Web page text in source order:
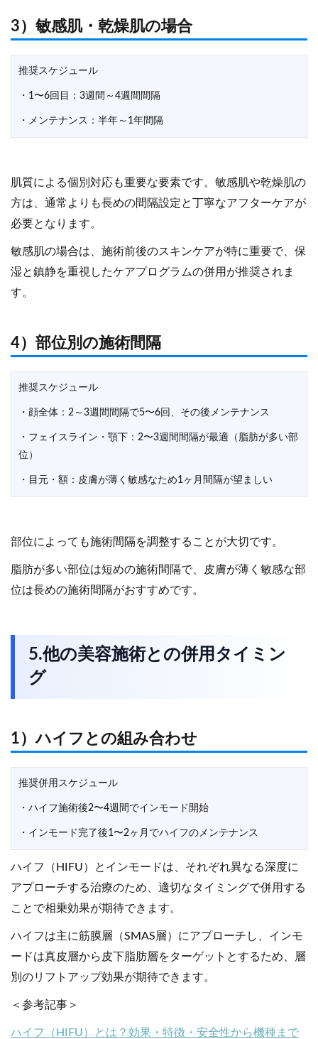
3）敏感肌・乾燥肌の場合
推奨スケジュール
・1〜6回目：3週間～4週間間隔
・メンテナンス：半年～1年間隔
肌質による個別対応も重要な要素です。敏感肌や乾燥肌の
方は、通常よりも長めの間隔設定と丁寧なアフターケアが
必要となります。
敏感肌の場合は、施術前後のスキンケアが特に重要で、保
湿と鎮静を重視したケアプログラムの併用が推奨されま
す。
4）部位別の施術間隔
推奨スケジュール
・顔全体：2～3週間間隔で5〜6回、その後メンテナンス
・フェイスライン・顎下：2〜3週間間隔が最適（脂肪が多い部
位）
・目元・額：皮膚が薄く敏感なため1ヶ月間隔が望ましい
部位によっても施術間隔を調整することが大切です。
脂肪が多い部位は短めの施術間隔で、皮膚が薄く敏感な部
位は長めの施術間隔がおすすめです。
5.他の美容施術との併用タイミン
グ
1）ハイフとの組み合わせ
推奨併用スケジュール
・ハイフ施術後2〜4週間でインモード開始
・インモード完了後1〜2ヶ月でハイフのメンテナンス
ハイフ（HIFU）とインモードは、それぞれ異なる深度に
アプローチする治療のため、適切なタイミングで併用する
ことで相乗効果が期待できます。
ハイフは主に筋膜層（SMAS層）にアプローチし、インモ
ードは真皮層から皮下脂肪層をターゲットとするため、層
別のリフトアップ効果が期待できます。
＜参考記事＞
ハイフ（HIFU）とは？効果・特徴・安全性から機種まで